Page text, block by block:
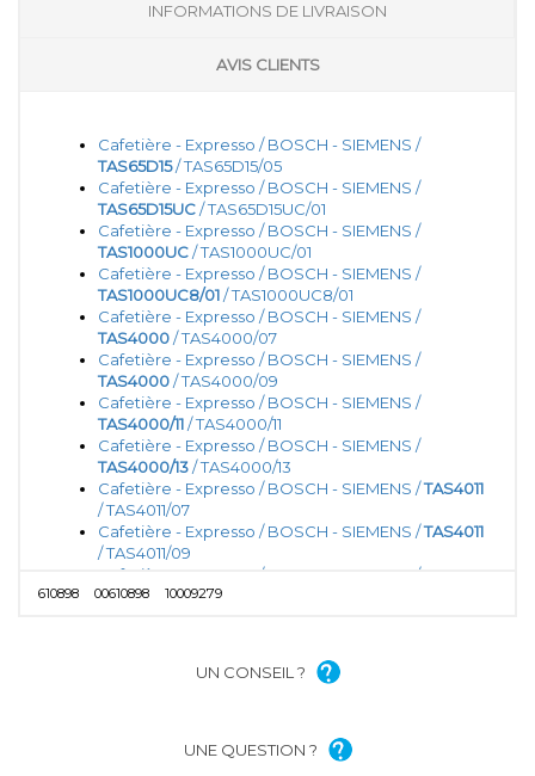
INFORMATIONS DE LIVRAISON
AVIS CLIENTS
Cafetière - Expresso / BOSCH - SIEMENS /
TAS65D15/ TAS65D15/05
Cafetière - Expresso / BOSCH - SIEMENS /
TAS65D15UC/ TAS65D15UC/01
Cafetière - Expresso / BOSCH - SIEMENS /
TAS1000UC/ TAS1000UC/01
Cafetière - Expresso / BOSCH - SIEMENS /
TAS1000UC8/01/ TAS1000UC8/01
Cafetière - Expresso / BOSCH - SIEMENS /
TAS4000/ TAS4000/07
Cafetière - Expresso / BOSCH - SIEMENS /
TAS4000/ TAS4000/09
Cafetière - Expresso / BOSCH - SIEMENS /
TAS4000/11/ TAS4000/11
Cafetière - Expresso / BOSCH - SIEMENS /
TAS4000/13/ TAS4000/13
Cafetière - Expresso / BOSCH - SIEMENS /TAS4011
/ TAS4011/07
Cafetière - Expresso / BOSCH - SIEMENS /TAS4011
/ TAS4011/09
Cafetière - Expresso / BOSCH - SIEMENS /
TAS4011/11/ TAS4011/11
Cafetière - Expresso / BOSCH - SIEMENS /
/ TAS4011AT1/01
Cafetière - Expresso / BOSCH - SIEMENS /
610898 00610898 10009279
UN CONSEIL ?
UNE QUESTION ?